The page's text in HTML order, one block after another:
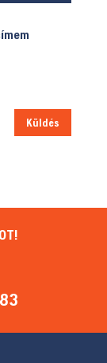
Küldés